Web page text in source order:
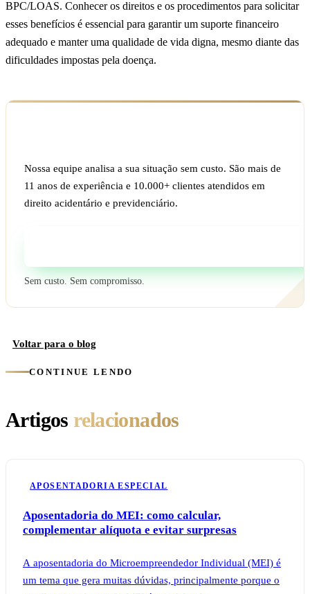
BPC/LOAS. Conhecer os direitos e os procedimentos para solicitar
esses benefícios é essencial para garantir um suporte financeiro
adequado e manter uma qualidade de vida digna, mesmo diante das
dificuldades impostas pela doença.
Nossa equipe analisa a sua situação sem custo. São mais de
11 anos de experiência e 10.000+ clientes atendidos em
direito acidentário e previdenciário.
Sem custo. Sem compromisso.
Voltar para o blog
CONTINUE LENDO
Artigos relacionados
APOSENTADORIA ESPECIAL
Aposentadoria do MEI: como calcular,
complementar alíquota e evitar surpresas
A aposentadoria do Microempreendedor Individual (MEI) é
um tema que gera muitas dúvidas, principalmente porque o